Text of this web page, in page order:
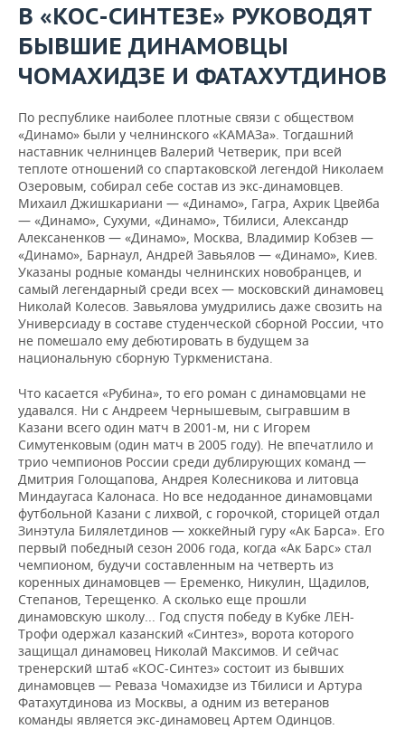
В «КОС-СИНТЕЗЕ» РУКОВОДЯТ
БЫВШИЕ ДИНАМОВЦЫ
ЧОМАХИДЗЕ И ФАТАХУТДИНОВ
По республике наиболее плотные связи с обществом
«Динамо» были у челнинского «КАМАЗа». Тогдашний
наставник челнинцев Валерий Четверик, при всей
теплоте отношений со спартаковской легендой Николаем
Озеровым, собирал себе состав из экс-динамовцев.
Михаил Джишкариани — «Динамо», Гагра, Ахрик Цвейба
— «Динамо», Сухуми, «Динамо», Тбилиси, Александр
Алексаненков — «Динамо», Москва, Владимир Кобзев —
«Динамо», Барнаул, Андрей Завьялов — «Динамо», Киев.
Указаны родные команды челнинских новобранцев, и
самый легендарный среди всех — московский динамовец
Николай Колесов. Завьялова умудрились даже свозить на
Универсиаду в составе студенческой сборной России, что
не помешало ему дебютировать в будущем за
национальную сборную Туркменистана.
Что касается «Рубина», то его роман с динамовцами не
удавался. Ни с Андреем Чернышевым, сыгравшим в
Казани всего один матч в 2001-м, ни с Игорем
Симутенковым (один матч в 2005 году). Не впечатлило и
трио чемпионов России среди дублирующих команд —
Дмитрия Голощапова, Андрея Колесникова и литовца
Миндаугаса Калонаса. Но все недоданное динамовцами
футбольной Казани с лихвой, с горочкой, сторицей отдал
Зинэтула Билялетдинов — хоккейный гуру «Ак Барса». Его
первый победный сезон 2006 года, когда «Ак Барс» стал
чемпионом, будучи составленным на четверть из
коренных динамовцев — Еременко, Никулин, Щадилов,
Степанов, Терещенко. А сколько еще прошли
динамовскую школу... Год спустя победу в Кубке ЛЕН-
Трофи одержал казанский «Синтез», ворота которого
защищал динамовец Николай Максимов. И сейчас
тренерский штаб «КОС-Синтез» состоит из бывших
динамовцев — Реваза Чомахидзе из Тбилиси и Артура
Фатахутдинова из Москвы, а одним из ветеранов
команды является экс-динамовец Артем Одинцов.